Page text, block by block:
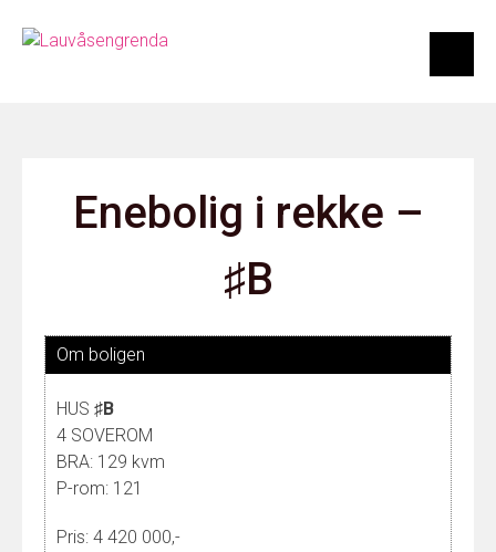
Enebolig i rekke –
♯B
Om boligen
HUS ♯B
4 SOVEROM
BRA: 129 kvm
P-rom: 121
Pris: 4 420 000,-